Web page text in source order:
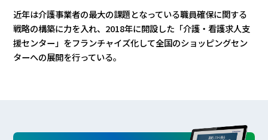
近年は介護事業者の最大の課題となっている職員確保に関する
戦略の構築に力を入れ、2018年に開設した「介護・看護求人支
援センター」をフランチャイズ化して全国のショッピングセン
ターへの展開を行っている。